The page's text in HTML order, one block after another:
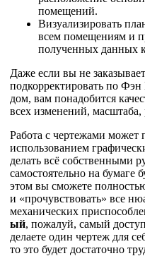
помещений.
Визуализировать
всем помещениям и
полученных данных
Даже если вы не
подкорректировать по
дом, вам понадобится
всех изменений, масштаба,
Работа с чертежами может
использованием
делать всё собственными
самостоятельно на бумаге
этом вы сможете
и «прочувствовать» все
механических
ый, пожалуй, самый
делаете один чертеж для
то это будет достаточно